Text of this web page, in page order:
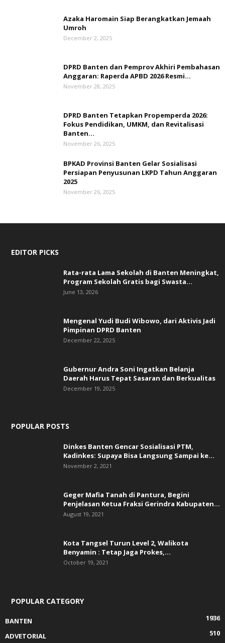
Azaka Haromain Siap Berangkatkan Jemaah
Umroh
December 2, 2025
DPRD Banten dan Pemprov Akhiri Pembahasan
Anggaran: Raperda APBD 2026 Resmi...
November 28, 2025
DPRD Banten Tetapkan Propemperda 2026:
Fokus Pendidikan, UMKM, dan Revitalisasi
Banten...
November 26, 2025
BPKAD Provinsi Banten Gelar Sosialisasi
Persiapan Penyusunan LKPD Tahun Anggaran
2025
November 26, 2025
EDITOR PICKS
Rata-rata Lama Sekolah di Banten Meningkat,
‎Program Sekolah Gratis bagi Swasta...
June 13, 2026
Mengenal Yudi Budi Wibowo, dari Aktivis Jadi
Pimpinan DPRD Banten
December 22, 2025
Gubernur Andra Soni Ingatkan Belanja
Daerah Harus Tepat Sasaran dan Berkualitas
December 19, 2025
POPULAR POSTS
Dinkes Banten Gencar Sosialisasi PTM,
Kadinkes: Supaya Bisa Langsung Sampai ke...
November 2, 2021
Geger Mafia Tanah di Pantura, Begini
Penjelasan Ketua Fraksi Gerindra Kabupaten...
August 19, 2021
Kota Tangsel Turun Level 2, Walikota
Benyamin : Tetap Jaga Prokes,...
October 19, 2021
POPULAR CATEGORY
BANTEN
1936
ADVETORIAL
510